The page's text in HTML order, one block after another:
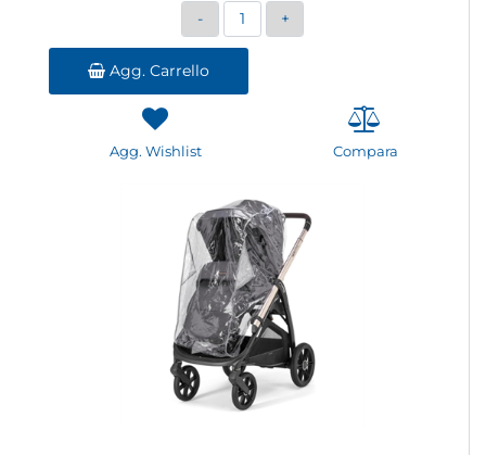
Quantità
Agg. Carrello
Agg. Wishlist Compara